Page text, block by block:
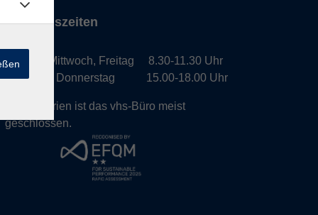
Öffnungszeiten
Montag, Mittwoch, Freitag 8.30-11.30 Uhr
Dienstag, Donnerstag 15.00-18.00 Uhr
In den Ferien ist das vhs-Büro meist
geschlossen.